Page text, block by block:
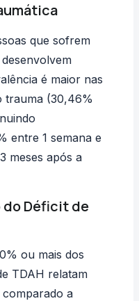
que sofrem
é maior nas
trauma (30,46%
entre 1 semana e
meses após a
do Déficit de
ou mais dos
TDAH relatam
a